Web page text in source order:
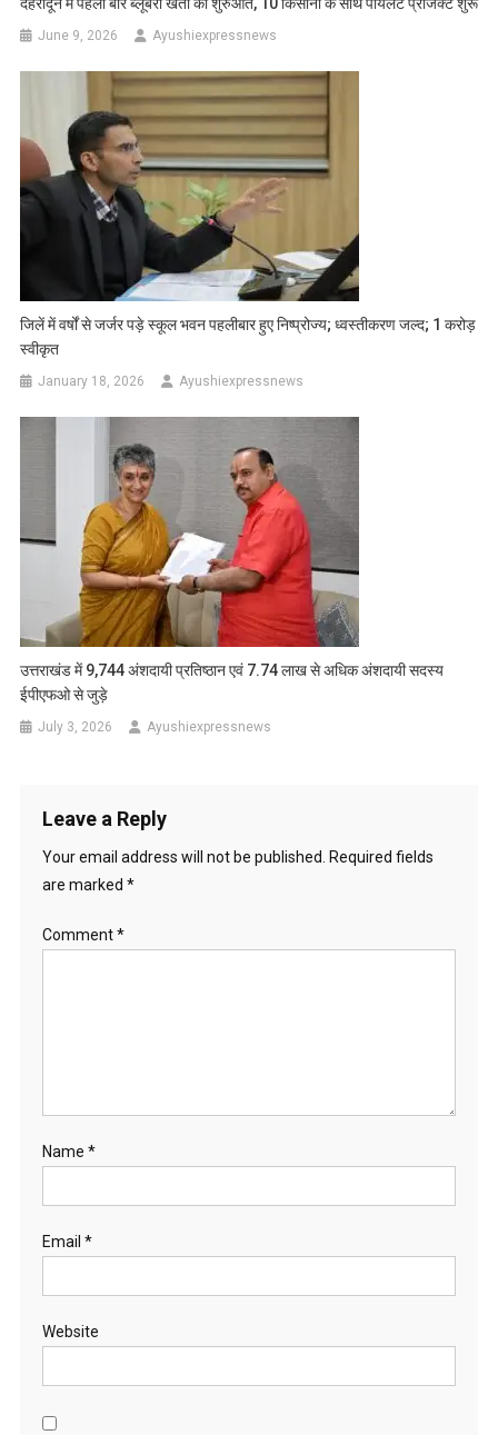
देहरादून में पहली बार ब्लूबेरी खेती की शुरुआत, 10 किसानों के साथ पायलट प्रोजेक्ट शुरू
June 9, 2026 Ayushiexpressnews
जिलें में वर्षों से जर्जर पड़े स्कूल भवन पहलीबार हुए निष्प्रोज्य; ध्वस्तीकरण जल्द; 1 करोड़
स्वीकृत
January 18, 2026 Ayushiexpressnews
उत्तराखंड में 9,744 अंशदायी प्रतिष्ठान एवं 7.74 लाख से अधिक अंशदायी सदस्य
ईपीएफओ से जुड़े
July 3, 2026 Ayushiexpressnews
Leave a Reply
Your email address will not be published. Required fields
are marked *
Comment*
Name *
Email *
Website